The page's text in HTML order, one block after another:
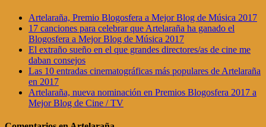
Artelaraña, Premio Blogosfera a Mejor Blog de Música 2017
17 canciones para celebrar que Artelaraña ha ganado el
Blogosfera a Mejor Blog de Música 2017
El extraño sueño en el que grandes directores/as de cine me
daban consejos
Las 10 entradas cinematográficas más populares de Artelaraña
en 2017
Artelaraña, nueva nominación en Premios Blogosfera 2017 a
Mejor Blog de Cine / TV